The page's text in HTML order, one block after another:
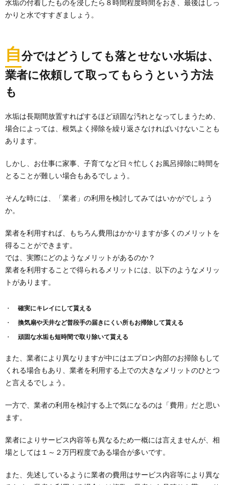
お掃除バケツこそおしゃれな物に！おしゃ
れバケツでやる気アップ
自転車の処分方法は主に３つ。どの場合も
防犯登録は抹消が必要
片付けベタでもすっきり収納できる方法！
キッチンにはたくさんのものがあり、収納にお困りの
方も多いと思います。キッチンの限られたスペースを
有効...
水垢の付着したものを浸したら８時間程度時間をおき、最後はしっ
かりと水ですすぎましょう。
自分ではどうしても落とせない水垢は、
業者に依頼して取ってもらうという方法
も
水垢は長期間放置すればするほど頑固な汚れとなってしまうため、
場合によっては、根気よく掃除を繰り返さなければいけないことも
あります。
しかし、お仕事に家事、子育てなど日々忙しくお風呂掃除に時間を
とることが難しい場合もあるでしょう。
そんな時には、「業者」の利用を検討してみてはいかがでしょう
か。
業者を利用すれば、もちろん費用はかかりますが多くのメリットを
得ることができます。
では、実際にどのようなメリットがあるのか？
業者を利用することで得られるメリットには、以下のようなメリッ
トがあります。
確実にキレイにして貰える
換気扇や天井など普段手の届きにくい所もお掃除して貰える
頑固な水垢も短時間で取り除いて貰える
また、業者により異なりますが中にはエプロン内部のお掃除もして
くれる場合もあり、業者を利用する上での大きなメリットのひとつ
と言えるでしょう。
一方で、業者の利用を検討する上で気になるのは「費用」だと思い
ます。
業者によりサービス内容等も異なるため一概には言えませんが、相
場としては１～２万円程度である場合が多いです。
また、先述しているように業者の費用はサービス内容等により異な